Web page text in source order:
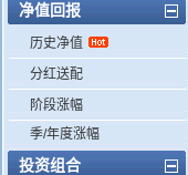
净值回报
历史净值
分红送配
阶段涨幅
季/年度涨幅
投资组合